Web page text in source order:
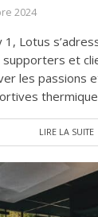
2024
1, Lotus
et
les passions
LIRE LA SUITE